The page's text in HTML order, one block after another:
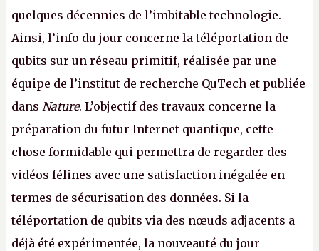
quelques décennies de l’imbitable technologie.
Ainsi, l’info du jour concerne la téléportation de
qubits sur un réseau primitif, réalisée par une
équipe de l’institut de recherche QuTech et publiée
dans Nature. L’objectif des travaux concerne la
préparation du futur Internet quantique, cette
chose formidable qui permettra de regarder des
vidéos félines avec une satisfaction inégalée en
termes de sécurisation des données. Si la
téléportation de qubits via des nœuds adjacents a
déjà été expérimentée, la nouveauté du jour